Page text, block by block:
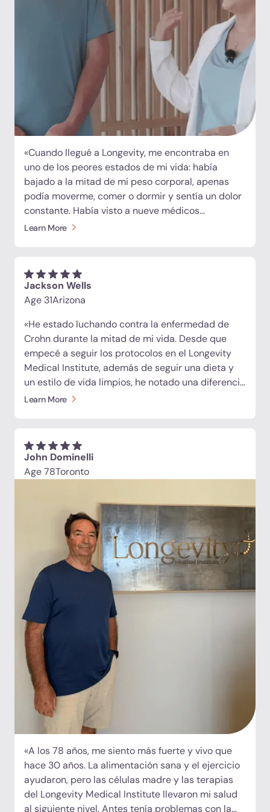
«Cuando llegué a Longevity, me encontraba en
uno de los peores estados de mi vida: había
bajado a la mitad de mi peso corporal, apenas
podía moverme, comer o dormir y sentía un dolor
constante. Había visto a nueve médicos
diferentes en el transcurso de un año y estaba
a fondo y me dio respuestas. Hoy he vuelto a
comer con normalidad, he recuperado mis fuerzas
y la mejoría ha sido increíble. Ha sido una
Learn More
Jackson Wells
Age 31Arizona
«He estado luchando contra la enfermedad de
Crohn durante la mitad de mi vida. Desde que
empecé a seguir los protocolos en el Longevity
Medical Institute, además de seguir una dieta y
un estilo de vida limpios, he notado una diferencia
real. La inflamación se ha calmado y me doy
de Crohn a que consideren las células madre
como parte de su régimen».
Learn More
John Dominelli
Age 78Toronto
«A los 78 años, me siento más fuerte y vivo que
hace 30 años. La alimentación sana y el ejercicio
ayudaron, pero las células madre y las terapias
del Longevity Medical Institute llevaron mi salud
al siguiente nivel. Antes tenía problemas con la